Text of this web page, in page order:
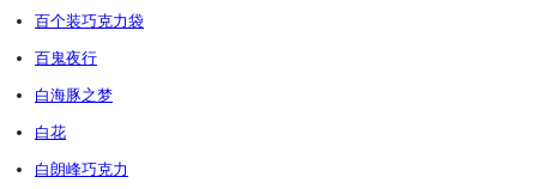
百个装巧克力袋
百鬼夜行
白海豚之梦
白花
白朗峰巧克力